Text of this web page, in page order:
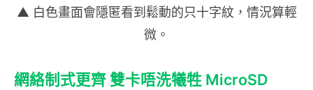
▲ 白色畫面會隱匿看到鬆動的只十字紋，情況算輕
微。
網絡制式更齊 雙卡唔洗犧牲 MicroSD